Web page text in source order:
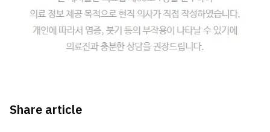
Share article